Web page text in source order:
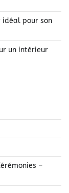
idéal pour son
un intérieur
–